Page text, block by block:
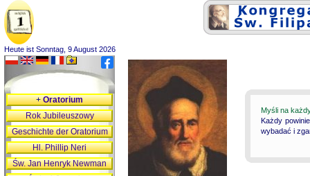
Heute ist Sonntag, 9 August 2026
Myśli na
Każdy
wybadać i
+Oratorium
Rok Jubileuszowy
Geschichte der Oratorium
Hl. Phillip Neri
Św. Jan Henryk Newman